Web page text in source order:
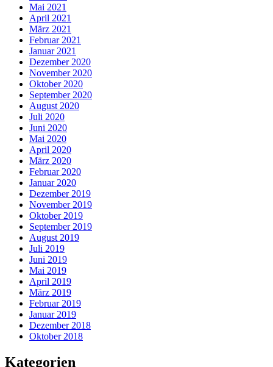
Mai 2021
April 2021
März 2021
Februar 2021
Januar 2021
Dezember 2020
November 2020
Oktober 2020
September 2020
August 2020
Juli 2020
Juni 2020
Mai 2020
April 2020
März 2020
Februar 2020
Januar 2020
Dezember 2019
November 2019
Oktober 2019
September 2019
August 2019
Juli 2019
Juni 2019
Mai 2019
April 2019
März 2019
Februar 2019
Januar 2019
Dezember 2018
Oktober 2018
Kategorien